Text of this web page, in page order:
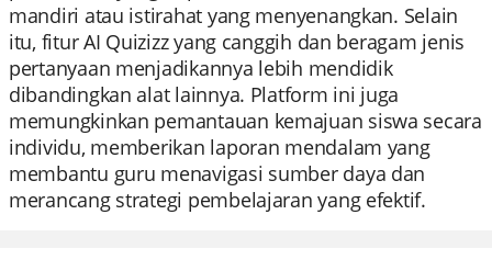
mandiri atau istirahat yang menyenangkan. Selain
itu, fitur AI Quizizz yang canggih dan beragam jenis
pertanyaan menjadikannya lebih mendidik
dibandingkan alat lainnya. Platform ini juga
memungkinkan pemantauan kemajuan siswa secara
individu, memberikan laporan mendalam yang
membantu guru menavigasi sumber daya dan
merancang strategi pembelajaran yang efektif.